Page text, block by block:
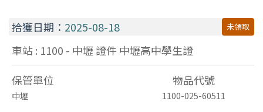
拾獲日期： 2025-08-18 未領取
車站 : 1100 - 中壢證件 中壢高中學生證
保管單位
物品代號
中壢 1100-025-60511